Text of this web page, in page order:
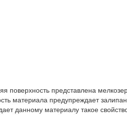
поверхность представлена
материала предупреждает
данному материалу такое